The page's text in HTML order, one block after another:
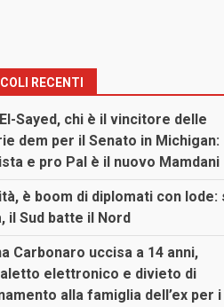
RECENTI
Sayed, chi è il vincitore delle
dem per il Senato in Michigan:
e pro Pal è il nuovo Mamdani
è boom di diplomati con lode:
il Sud batte il Nord
Carbonaro uccisa a 14 anni,
elettronico e divieto di
alla famiglia dell’ex per i